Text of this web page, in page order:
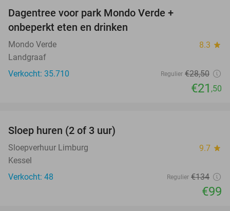
Dagentree voor park Mondo Verde +
onbeperkt eten en drinken
Mondo Verde 8.3 star
Landgraaf
Verkocht: 35.710
Regulier €28,50
€21 ,50
Sloep huren (2 of 3 uur)
Sloepverhuur Limburg 9.7 star
Kessel
Verkocht: 48
Regulier €134
€99